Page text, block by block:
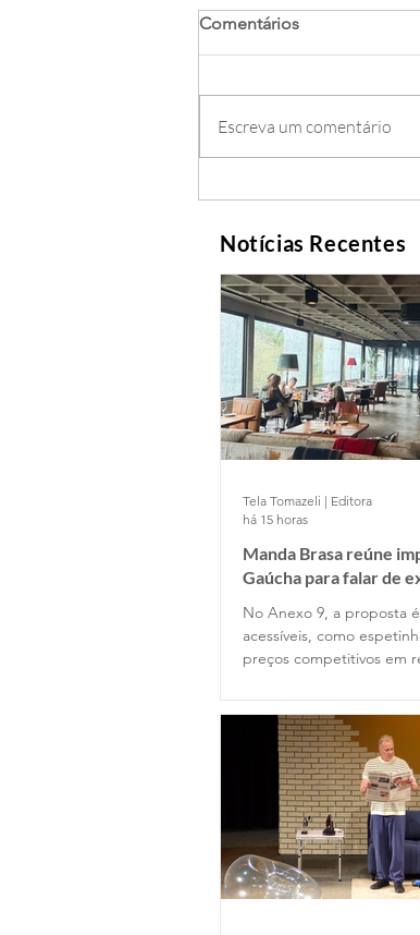
Comentários
Escreva um comentário
Notícias Recentes
Manda Brasa reúne
Gaúcha para falar de
No Anexo 9, a proposta
acessíveis, como
preços competitivos em
Tela Tomazeli | Editora
há 15 horas